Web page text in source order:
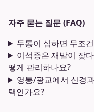
자주 묻는 질문 (FAQ)
두통이 심하면 무조
이석증은 재발이 잦
떻게 관리하나요?
영통/광교에서 신경
택인가요?